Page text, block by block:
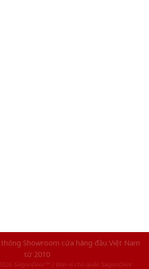
thống Showroom cửa hàng đầu Việt Nam
từ 2010
SaigonDoor™ | Đơn vị chủ quản SaigonDoor